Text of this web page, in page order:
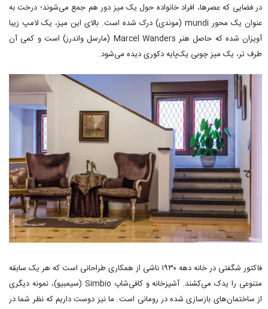
در فضایی که عصرها، افراد خانواده حول یک میز دور هم جمع می‌شوند؛ درخت به
عنوان یک محور mundi (موندی) درک شده است. بالای این میز، یک لامپ زیبا
آویزان شده که حاصل هنر Marcel Wanders (مارسل واندرز) است و کمی آن
طرف تر، یک میز چوبی یک‌پایه دکوری دیده می‌شود.
فاکتور شگفتی در خانه دهه ۱۹۳۰ ناشی از همکاری طراحانی است که هر یک سابقه
متنوعی را یدک می‌کشند. آشپزخانه و کافی‌شاپ Simbio (سیمبیو)، نمونه دیگری
از ساختمان‌های بازسازی شده در رومانی است. ما نیز دوست داریم که نظر شما در